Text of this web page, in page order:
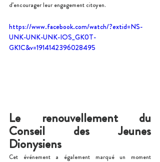
d’encourager leur engagement citoyen.
https://www.facebook.com/watch/?extid=NS-
UNK-UNK-UNK-IOS_GK0T-
GK1C&v=1914142396028495
Le renouvellement du
Conseil des Jeunes
Dionysiens
Cet événement a également marqué un moment